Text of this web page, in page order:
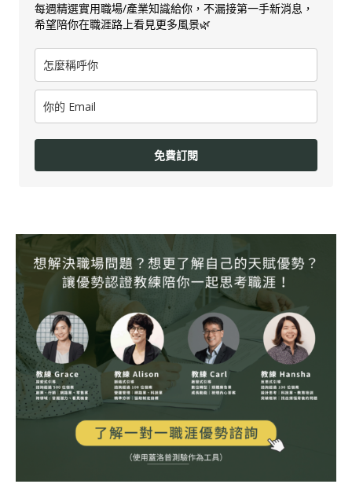
每週精選實用職場/產業知識給你，不漏接第一手新消息，
希望陪你在職涯路上看見更多風景🌿
免費訂閱